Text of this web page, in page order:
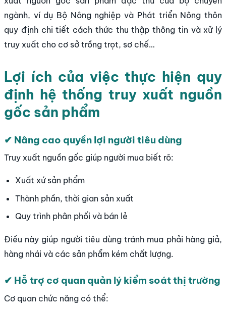
ngành, ví dụ Bộ Nông nghiệp và Phát triển Nông thôn
quy định chi tiết cách thức thu thập thông tin và xử lý
truy xuất cho cơ sở trồng trọt, sơ chế…
Lợi ích của việc thực hiện quy
định hệ thống truy xuất nguồn
gốc sản phẩm
✔ Nâng cao quyền lợi người tiêu dùng
Truy xuất nguồn gốc giúp người mua biết rõ:
Xuất xứ sản phẩm
Thành phần, thời gian sản xuất
Quy trình phân phối và bán lẻ
Điều này giúp người tiêu dùng tránh mua phải hàng giả,
hàng nhái và các sản phẩm kém chất lượng.
✔ Hỗ trợ cơ quan quản lý kiểm soát thị trường
Cơ quan chức năng có thể: